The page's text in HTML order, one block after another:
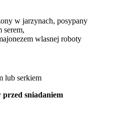
w jarzynach, posypany
serem,
wlasnej roboty
lub serkiem
sniadaniem